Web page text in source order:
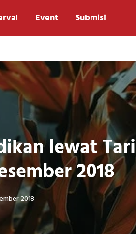
Event Submisi
lewat
2018
2018